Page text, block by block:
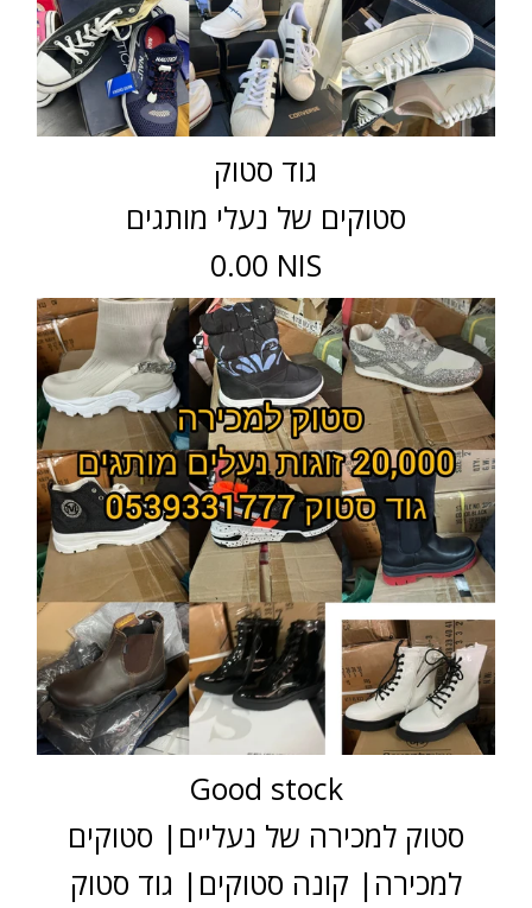
גוד סטוק
סטוקים של נעלי מותגים
0.00 NIS
Good stock
סטוק למכירה של נעליים| סטוקים
למכירה| קונה סטוקים| גוד סטוק